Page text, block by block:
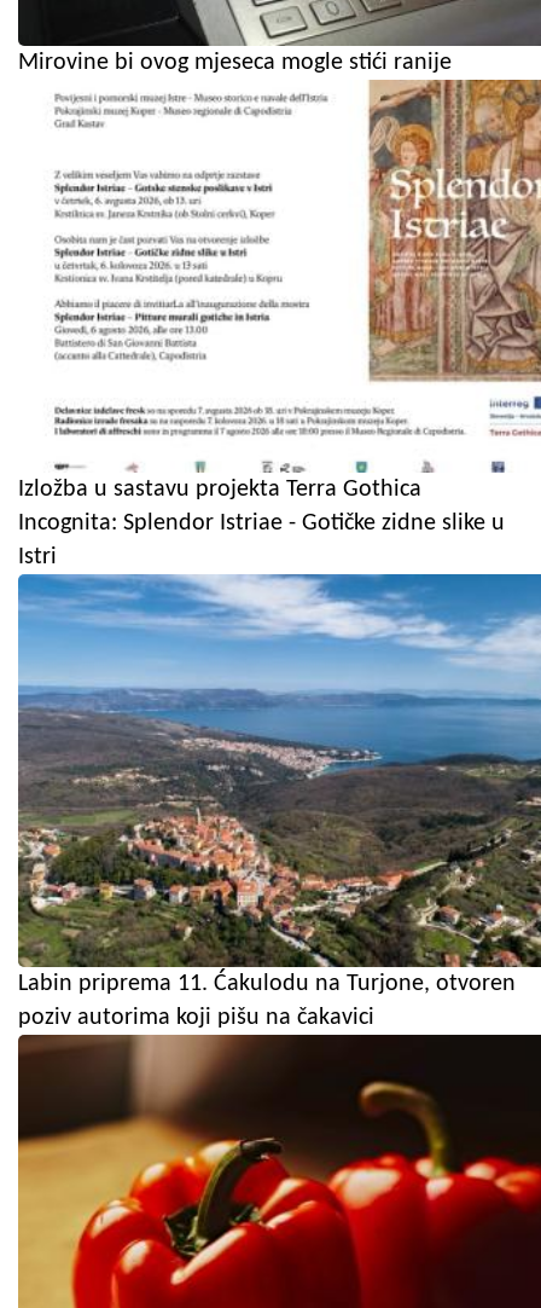
Mirovine bi ovog mjeseca mogle stići ranije
Izložba u sastavu projekta Terra Gothica
Incognita: Splendor Istriae - Gotičke zidne slike u
Istri
Labin priprema 11. Ćakulodu na Turjone, otvoren
poziv autorima koji pišu na čakavici